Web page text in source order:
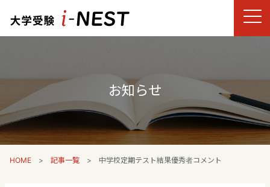
お知らせ
HOME 記事一覧 中学校定期テスト結果優秀者コメント